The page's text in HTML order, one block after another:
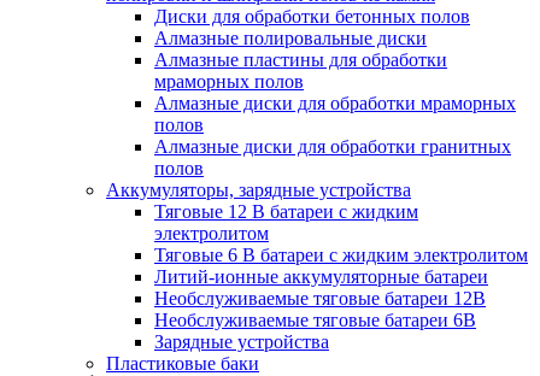
Диски для обработки бетонных полов
Алмазные полировальные диски
Алмазные пластины для обработки
мраморных полов
Алмазные диски для обработки мраморных
полов
Алмазные диски для обработки гранитных
полов
Аккумуляторы, зарядные устройства
Тяговые 12 В батареи с жидким
электролитом
Тяговые 6 В батареи с жидким электролитом
Литий-ионные аккумуляторные батареи
Необслуживаемые тяговые батареи 12В
Необслуживаемые тяговые батареи 6В
Зарядные устройства
Пластиковые баки